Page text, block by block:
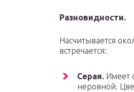
Разновидности.
Насчитывается
встречается:
Серая. Имеет
неровной.